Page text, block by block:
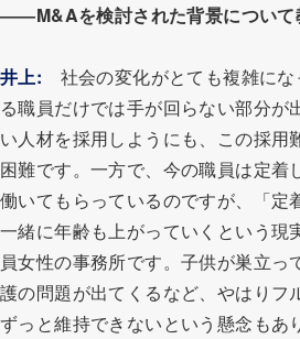
――M&Aを検討された背景について
井上: 社会の変化がとても複雑に
る職員だけでは手が回らない部分が
い人材を採用しようにも、この採用
困難です。一方で、今の職員は定着
働いてもらっているのですが、「定
一緒に年齢も上がっていくという現
員女性の事務所です。子供が巣立っ
護の問題が出てくるなど、やはりフ
ずっと維持できないという懸念もあ